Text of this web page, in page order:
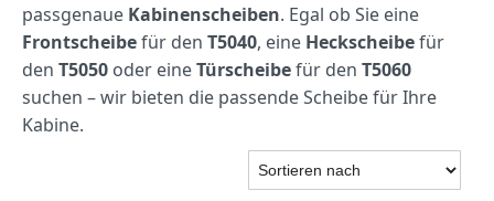
passgenaue Kabinenscheiben. Egal ob Sie eine
Frontscheibefür den T5040, eine Heckscheibefür
den T5050 oder eineTürscheibefür den T5060
suchen – wir bieten die passende Scheibe für Ihre
Kabine.